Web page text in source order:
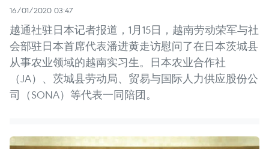
16/01/2020 03:47
越通社驻日本记者报道，1月15日，越南劳动荣军与社
会部驻日本首席代表潘进黄走访慰问了在日本茨城县
从事农业领域的越南实习生。日本农业合作社
（JA）、茨城县劳动局、贸易与国际人力供应股份公
司（SONA）等代表一同陪团。